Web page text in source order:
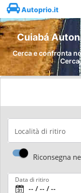
Autoprio.it
Cuiabá
Cerca e confronta
Località di ritiro
Riconsegna
Data di ritiro